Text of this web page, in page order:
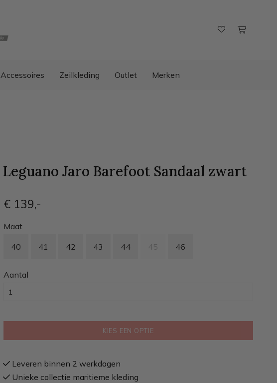
Accessoires Zeilkleding Outlet Merken
Leguano Jaro Barefoot Sandaal zwart
€ 139,-
Maat
40 41 42 43 44 45 46
Aantal
KIES EEN OPTIE
Leveren binnen 2 werkdagen
Unieke collectie maritieme kleding